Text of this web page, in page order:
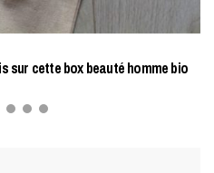
sur cette box beauté homme bio